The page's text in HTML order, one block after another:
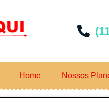
Home Nossos